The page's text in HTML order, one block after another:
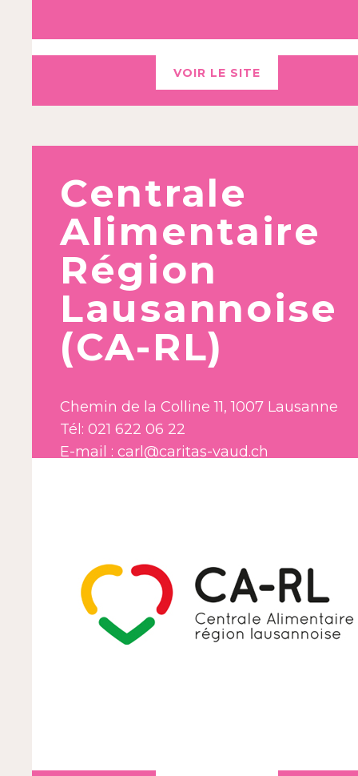
VOIR LE SITE
Centrale
Alimentaire
Région
Lausannoise
(CA-RL)
Chemin de la Colline 11, 1007 Lausanne
Tél: 021 622 06 22
E-mail : carl@caritas-vaud.ch